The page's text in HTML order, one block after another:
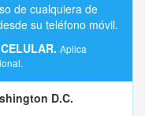
de cualquiera de
su teléfono móvil.
Aplica
D.C.